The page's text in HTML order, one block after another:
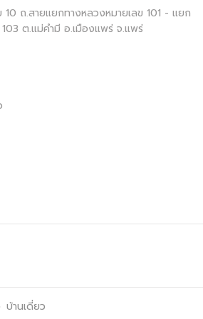
ถ.สายแยกทางหลวงหมายเลข 101 - แยก
ต.แม่คำมี อ.เมืองแพร่ จ.แพร่
บ้านเดี่ยว